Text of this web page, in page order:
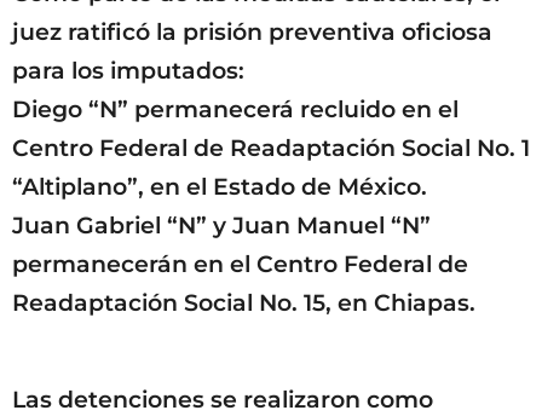
juez ratificó la prisión preventiva oficiosa
para los imputados:
Diego “N” permanecerá recluido en el
Centro Federal de Readaptación Social No. 1
“Altiplano”, en el Estado de México.
Juan Gabriel “N” y Juan Manuel “N”
permanecerán en el Centro Federal de
Readaptación Social No. 15, en Chiapas.
Las detenciones se realizaron como